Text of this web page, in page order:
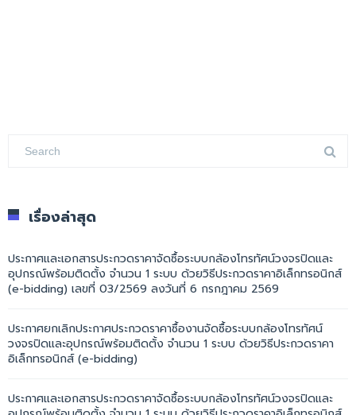
เรื่องล่าสุด
ประกาศและเอกสารประกวดราคาจัดซื้อระบบกล้องโทรทัศน์วงจรปิดและ
อุปกรณ์พร้อมติดตั้ง จำนวน 1 ระบบ ด้วยวิธีประกวดราคาอิเล็กทรอนิกส์
(e-bidding) เลขที่ 03/2569 ลงวันที่ 6 กรกฎาคม 2569
ประกาศยกเลิกประกาศประกวดราคาซื้องานจัดซื้อระบบกล้องโทรทัศน์
วงจรปิดและอุปกรณ์พร้อมติดตั้ง จำนวน 1 ระบบ ด้วยวิธีประกวดราคา
อิเล็กทรอนิกส์ (e-bidding)
ประกาศและเอกสารประกวดราคาจัดซื้อระบบกล้องโทรทัศน์วงจรปิดและ